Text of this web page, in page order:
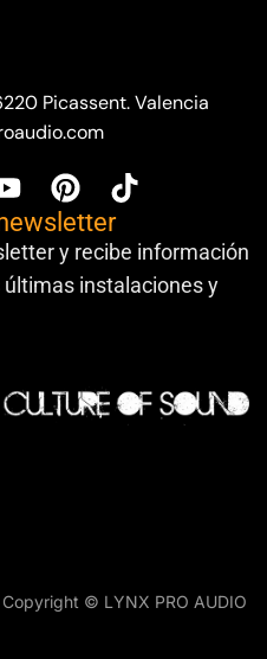
Picassent. Valencia
y recibe información
instalaciones y
Copyright © LYNX PRO AUDIO